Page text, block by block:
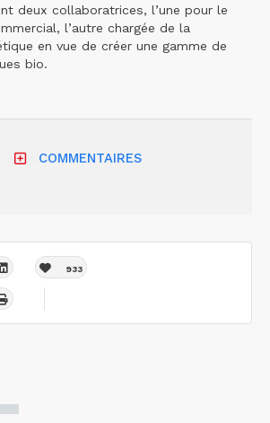
deux collaboratrices, l’une pour le
l’autre chargée de la
en vue de créer une gamme de
bio.
COMMENTAIRES
933